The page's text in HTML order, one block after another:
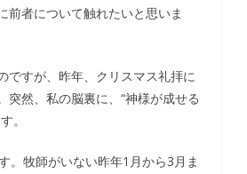
前者について触れたいと思いま
ですが、昨年、クリスマス礼拝に
然、私の脳裏に、“神様が成せる
。
。牧師がいない昨年1月から3月ま